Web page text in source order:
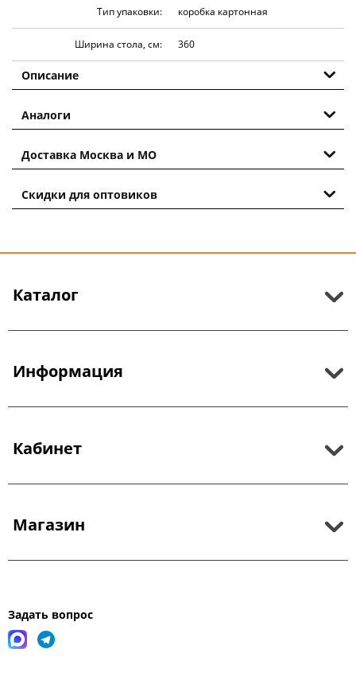
Тип упаковки: коробка картонная
Ширина стола, см: 360
Описание
Аналоги
Доставка Москва и МО
Скидки для оптовиков
Каталог
Информация
Кабинет
Магазин
Задать вопрос